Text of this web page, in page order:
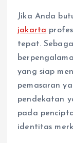
Jika Anda
jakarta
tepat.
yang siap
pemasaran
pendekatan
pada
identitas